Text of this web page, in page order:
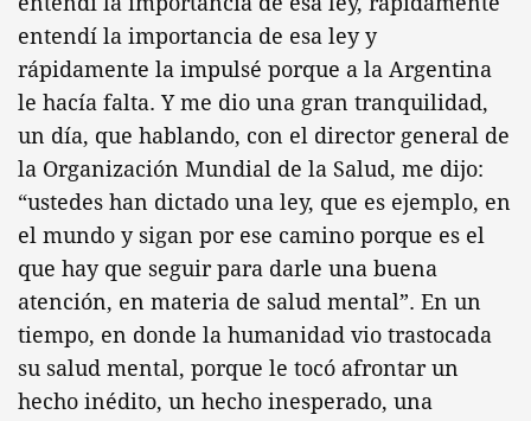
entendí la importancia de esa ley y
rápidamente la impulsé porque a la Argentina
le hacía falta. Y me dio una gran tranquilidad,
un día, que hablando, con el director general de
la Organización Mundial de la Salud, me dijo:
“ustedes han dictado una ley, que es ejemplo, en
el mundo y sigan por ese camino porque es el
que hay que seguir para darle una buena
atención, en materia de salud mental”. En un
tiempo, en donde la humanidad vio trastocada
su salud mental, porque le tocó afrontar un
hecho inédito, un hecho inesperado, una